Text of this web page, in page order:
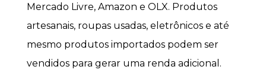
Mercado Livre, Amazon e OLX. Produtos
artesanais, roupas usadas, eletrônicos e até
mesmo produtos importados podem ser
vendidos para gerar uma renda adicional.